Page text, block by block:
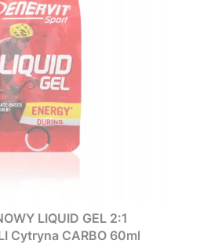
LIQUID GEL 2:1
Cytryna CARBO 60ml